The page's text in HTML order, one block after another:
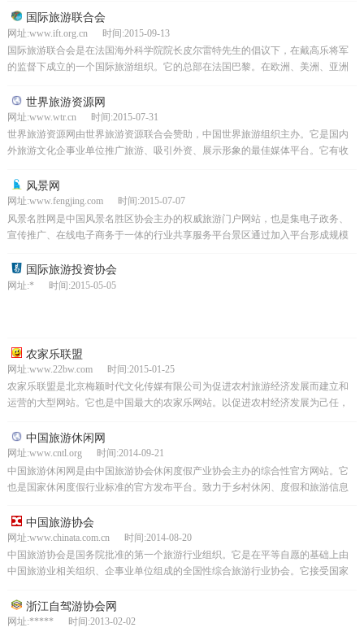
国际旅游联合会
网址:www.ift.org.cn 时间:2015-09-13
国际旅游联合会是在法国海外科学院院长皮尔雷特先生的倡议下，在戴高乐将军
的监督下成立的一个国际旅游组织。它的总部在法国巴黎。在欧洲、美洲、亚洲
世界旅游资源网
网址:www.wtr.cn 时间:2015-07-31
世界旅游资源网由世界旅游资源联合会赞助，中国世界旅游组织主办。它是国内
外旅游文化企事业单位推广旅游、吸引外资、展示形象的最佳媒体平台。它有收
风景网
网址:www.fengjing.com 时间:2015-07-07
风景名胜网是中国风景名胜区协会主办的权威旅游门户网站，也是集电子政务、
宣传推广、在线电子商务于一体的行业共享服务平台景区通过加入平台形成规模
国际旅游投资协会
网址:* 时间:2015-05-05
农家乐联盟
网址:www.22bw.com 时间:2015-01-25
农家乐联盟是北京梅颖时代文化传媒有限公司为促进农村旅游经济发展而建立和
运营的大型网站。它也是中国最大的农家乐网站。以促进农村经济发展为己任，
中国旅游休闲网
网址:www.cntl.org 时间:2014-09-21
中国旅游休闲网是由中国旅游协会休闲度假产业协会主办的综合性官方网站。它
也是国家休闲度假行业标准的官方发布平台。致力于乡村休闲、度假和旅游信息
中国旅游协会
网址:www.chinata.com.cn 时间:2014-08-20
中国旅游协会是国务院批准的第一个旅游行业组织。它是在平等自愿的基础上由
中国旅游业相关组织、企事业单位组成的全国性综合旅游行业协会。它接受国家
浙江自驾游协会网
网址:***** 时间:2013-02-02